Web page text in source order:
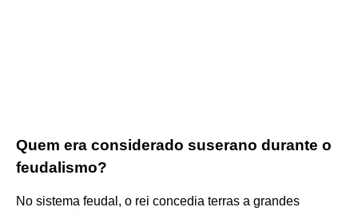
Quem era considerado suserano durante o
feudalismo?
No sistema feudal, o rei concedia terras a grandes